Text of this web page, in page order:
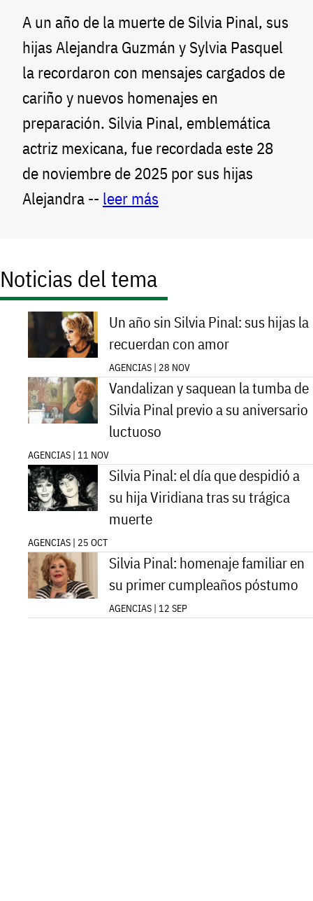
A un año de la muerte de Silvia Pinal, sus
hijas Alejandra Guzmán y Sylvia Pasquel
la recordaron con mensajes cargados de
cariño y nuevos homenajes en
preparación. Silvia Pinal, emblemática
actriz mexicana, fue recordada este 28
de noviembre de 2025 por sus hijas
Alejandra -- leer más
Noticias del tema
Un año sin Silvia Pinal: sus hijas la
recuerdan con amor
AGENCIAS | 28 NOV
Vandalizan y saquean la tumba de
Silvia Pinal previo a su aniversario
luctuoso
AGENCIAS | 11 NOV
Silvia Pinal: el día que despidió a
su hija Viridiana tras su trágica
muerte
AGENCIAS | 25 OCT
Silvia Pinal: homenaje familiar en
su primer cumpleaños póstumo
AGENCIAS | 12 SEP